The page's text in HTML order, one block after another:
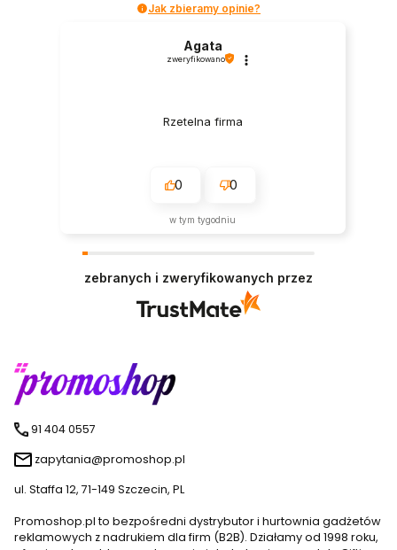
Jak zbieramy opinie?
Agata
zweryfikowano
Rzetelna firma
0 0
w tym tygodniu
zebranych i zweryfikowanych przez
91 404 0557
zapytania@promoshop.pl
ul. Staffa 12, 71-149 Szczecin, PL
Promoshop.pl to bezpośredni dystrybutor i hurtownia gadżetów
reklamowych z nadrukiem dla firm (B2B). Działamy od 1998 roku,